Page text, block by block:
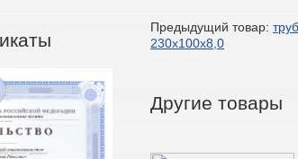
Предыдущий товар:
230х100х8,0
Другие товары